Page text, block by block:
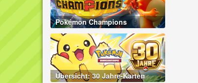
Pokémon Champions
Übersicht: 30 Jahre-Karten